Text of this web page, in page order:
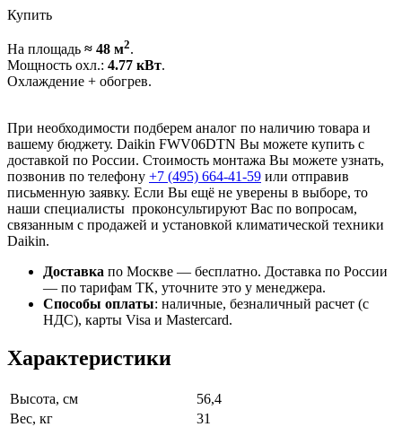
Купить
На площадь ≈ 48 м2.
Мощность охл.: 4.77 кВт.
Охлаждение + обогрев.
При необходимости подберем аналог по наличию товара и
вашему бюджету. Daikin FWV06DTN Вы можете купить с
доставкой по России. Стоимость монтажа Вы можете узнать,
позвонив по телефону +7 (495) 664-41-59 или отправив
письменную заявку. Если Вы ещё не уверены в выборе, то
наши специалисты проконсультируют Вас по вопросам,
связанным с продажей и установкой климатической техники
Daikin.
Доставка по Москве — бесплатно. Доставка по России
— по тарифам ТК, уточните это у менеджера.
Способы оплаты: наличные, безналичный расчет (с
НДС), карты Visa и Mastercard.
Характеристики
Высота, см
56,4
Вес, кг
31